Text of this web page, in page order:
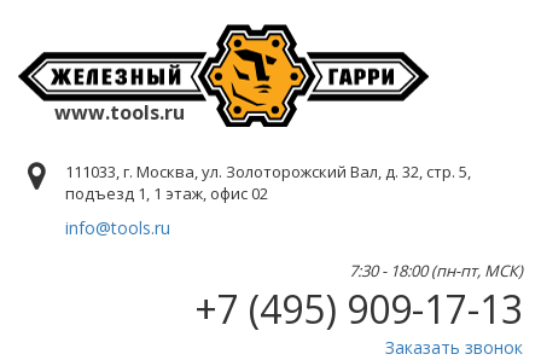
www.tools.ru
111033, г. Москва, ул. Золоторожский Вал, д. 32, стр. 5,
подъезд 1, 1 этаж, офис 02
info@tools.ru
7:30 - 18:00 (пн-пт, МСК)
+7 (495) 909-17-13
Заказать звонок